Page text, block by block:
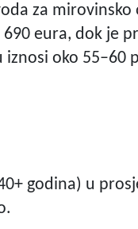
za
eura, dok je
oko 55–60
godina) u